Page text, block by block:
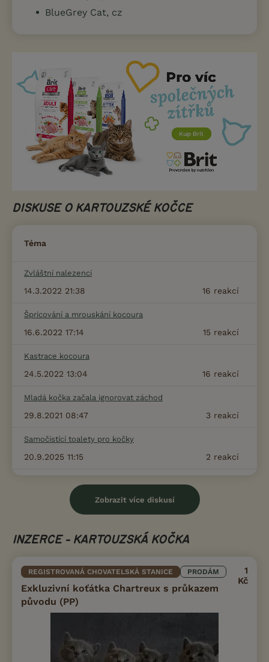
BlueGrey Cat, cz
DISKUSE O KARTOUZSKÉ KOČCE
Téma
Zvláštní nalezenci
16 reakcí
14.3.2022 21:38
Špricování a mrouskání kocoura
15 reakcí
16.6.2022 17:14
Kastrace kocoura
16 reakcí
24.5.2022 13:04
Mladá kočka začala ignorovat záchod
3 reakcí
29.8.2021 08:47
Samočistící toalety pro kočky
2 reakcí
20.9.2025 11:15
Zobrazit více diskusí
INZERCE - KARTOUZSKÁ KOČKA
REGISTROVANÁ CHOVATELSKÁ STANICE PRODÁM
Exkluzivní koťátka Chartreux s průkazem
původu (PP)
1
Kč